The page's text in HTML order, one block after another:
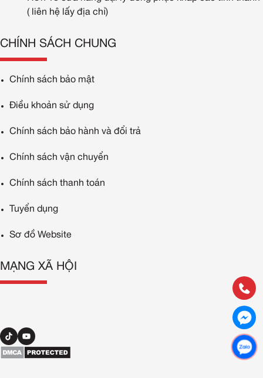
( liên hệ lấy địa chỉ)
CHÍNH SÁCH CHUNG
Chính sách bảo mật
Điều khoản sử dụng
Chính sách bảo hành và đổi trả
Chính sách vận chuyển
Chính sách thanh toán
Tuyển dụng
Sơ đồ Website
MẠNG XÃ HỘI